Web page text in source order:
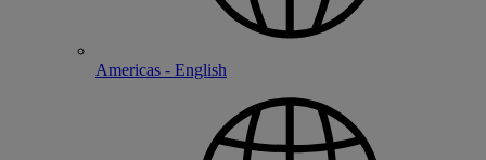
Americas - English